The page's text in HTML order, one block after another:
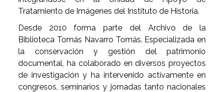
Tratamiento de Imágenes del Instituto de Historia.
Desde 2010 forma parte del Archivo de la
Biblioteca Tomás Navarro Tomás. Especializada en
la conservación y gestión del patrimonio
documental, ha colaborado en diversos proyectos
de investigación y ha intervenido activamente en
congresos, seminarios y jornadas tanto nacionales